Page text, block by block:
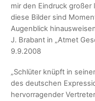
mir den Eindruck großer
diese Bilder sind
Augenblick
J. Brabant in „Atmet
9.9.2008
„Schlüter knüpft in
des deutschen
hervorragender